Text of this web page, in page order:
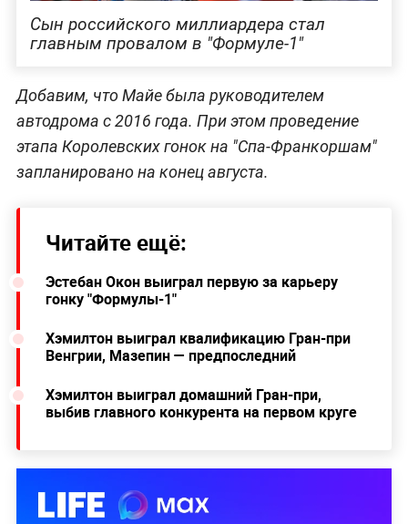
Сын российского миллиардера стал
главным провалом в "Формуле-1"
Добавим, что Майе была руководителем
автодрома с 2016 года. При этом проведение
этапа Королевских гонок на "Спа-Франкоршам"
запланировано на конец августа.
Читайте ещё:
Эстебан Окон выиграл первую за карьеру
гонку "Формулы-1"
Хэмилтон выиграл квалификацию Гран-при
Венгрии, Мазепин — предпоследний
Хэмилтон выиграл домашний Гран-при,
выбив главного конкурента на первом круге